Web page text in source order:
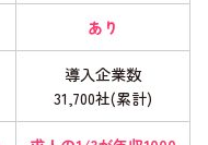
あり
導入企業数
31,700社(累計)